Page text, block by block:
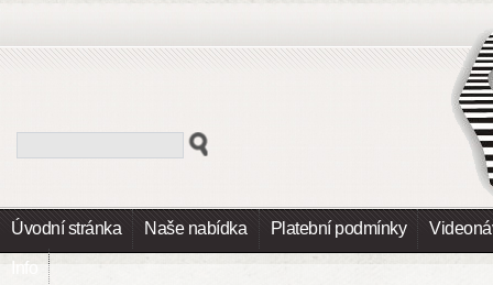
Úvodní stránka Naše nabídka Platební podmínky
Info